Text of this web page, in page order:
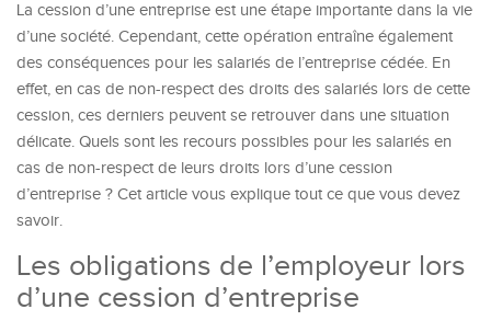
La cession d’une entreprise est une étape importante dans la vie
d’une société. Cependant, cette opération entraîne également
des conséquences pour les salariés de l’entreprise cédée. En
effet, en cas de non-respect des droits des salariés lors de cette
cession, ces derniers peuvent se retrouver dans une situation
délicate. Quels sont les recours possibles pour les salariés en
cas de non-respect de leurs droits lors d’une cession
d’entreprise ? Cet article vous explique tout ce que vous devez
savoir.
Les obligations de l’employeur lors
d’une cession d’entreprise